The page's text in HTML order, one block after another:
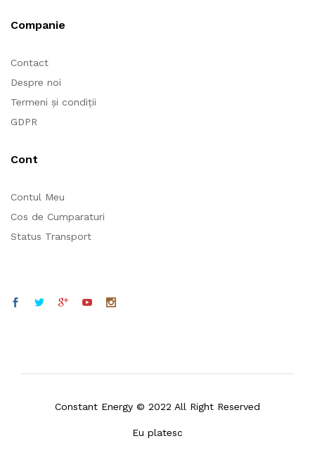
Companie
Contact
Despre noi
Termeni și condiții
GDPR
Cont
Contul Meu
Cos de Cumparaturi
Status Transport
Constant Energy © 2022 All Right Reserved
Eu platesc